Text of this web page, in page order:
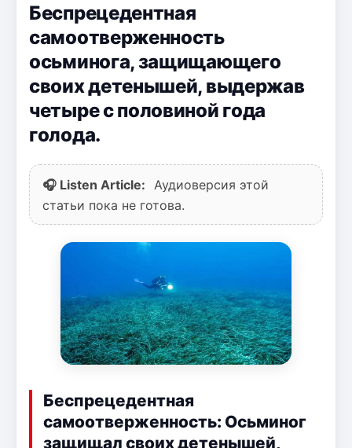
Беспрецедентная
самоотверженность
осьминога, защищающего
своих детенышей, выдержав
четыре с половиной года
голода.
🎧 Listen Article:
Аудиоверсия этой
статьи пока не готова.
Беспрецедентная
самоотверженность: Осьминог
защищал своих детенышей,